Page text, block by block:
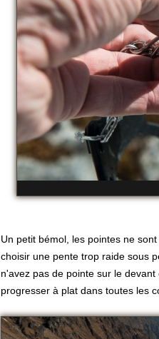
Un petit bémol, les pointes ne
choisir une pente trop raide sous
n'avez pas de pointe sur le
progresser à plat dans toutes les